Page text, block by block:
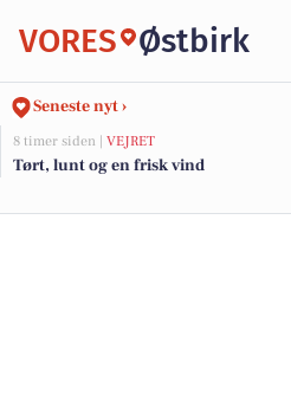
VORES Østbirk
Seneste nyt ›
8 timer siden | VEJRET
Tørt, lunt og en frisk vind